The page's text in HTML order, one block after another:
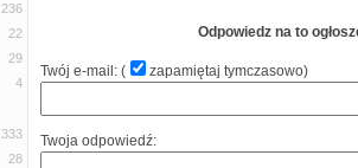
236
22
29
4
333
28
Odpowiedz na to
Twój e-mail: ( zapamiętaj tymczasowo)
Twoja odpowiedź: